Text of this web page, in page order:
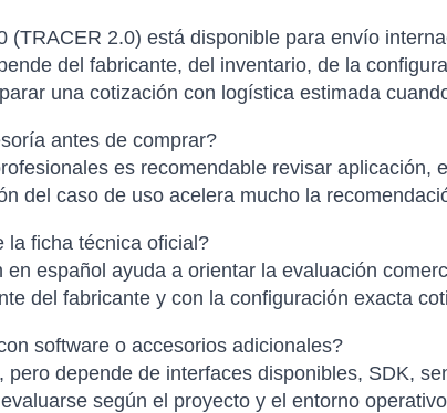
(TRACER 2.0) está disponible para envío
del fabricante, del inventario, de la
una cotización con logística estimada
antes de comprar?
es recomendable revisar
del caso de uso acelera mucho la
la ficha técnica oficial?
en español ayuda a orientar la evaluación
del fabricante y con la configuración exacta
software o accesorios adicionales?
pero depende de interfaces disponibles, SDK,
según el proyecto y el entorno